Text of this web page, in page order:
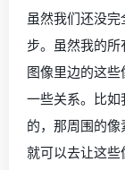
虽然我们还没
步。虽然我的
图像里边的这
一些关系。比
的，那周围的
就可以去让这